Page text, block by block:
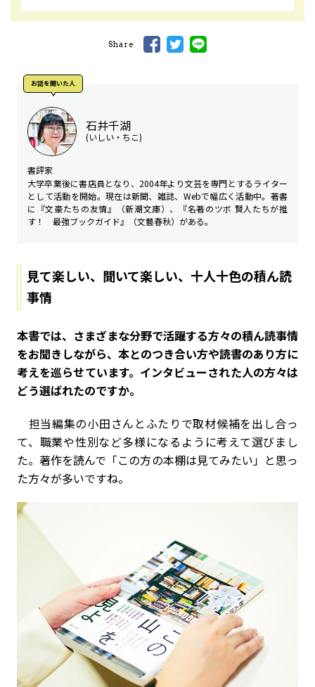
Share
お話を聞いた人
石井千湖
(いしい・ちこ)
書評家
大学卒業後に書店員となり、2004年より文芸を専門とするライター
として活動を開始。現在は新聞、雑誌、Webで幅広く活動中。著書
に『文豪たちの友情』（新潮文庫）、『名著のツボ 賢人たちが推
す！ 最強ブックガイド』（文藝春秋）がある。
見て楽しい、聞いて楽しい、十人十色の積ん読
事情
――本書では、さまざまな分野で活躍する方々の積ん読事情
をお聞きしながら、本とのつき合い方や読書のあり方に
考えを巡らせています。インタビューされた人の方々は
どう選ばれたのですか。
担当編集の小田さんとふたりで取材候補を出し合っ
て、職業や性別など多様になるように考えて選びまし
た。著作を読んで「この方の本棚は見てみたい」と思っ
た方々が多いですね。